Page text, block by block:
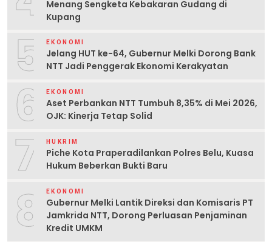
Menang Sengketa Kebakaran Gudang di
Kupang
5 EKONOMI
Jelang HUT ke-64, Gubernur Melki Dorong Bank
NTT Jadi Penggerak Ekonomi Kerakyatan
6 EKONOMI
Aset Perbankan NTT Tumbuh 8,35% di Mei 2026,
OJK: Kinerja Tetap Solid
7 HUKRIM
Piche Kota Praperadilankan Polres Belu, Kuasa
Hukum Beberkan Bukti Baru
8 EKONOMI
Gubernur Melki Lantik Direksi dan Komisaris PT
Jamkrida NTT, Dorong Perluasan Penjaminan
Kredit UMKM